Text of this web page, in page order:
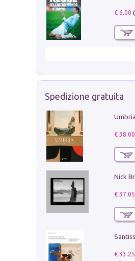
€ 6.00
Spedizione gratuita
€ 38.00
Nick
€ 37.05
€ 33.25